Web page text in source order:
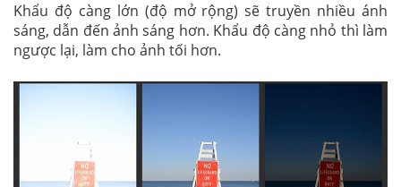
Khẩu độ càng lớn (độ mở rộng) sẽ truyền nhiều ánh
sáng, dẫn đến ảnh sáng hơn. Khẩu độ càng nhỏ thì làm
ngược lại, làm cho ảnh tối hơn.